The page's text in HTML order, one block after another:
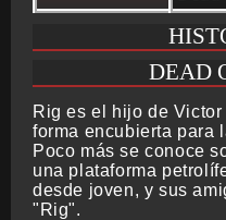
DEAD
Rig es el hijo de
forma encubierta para
Poco más se conoce
una plataforma
desde joven, y sus
"Rig".